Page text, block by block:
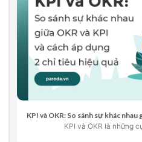
KPI và OKR: So sánh sự khác nhau
KPI và OKR là những